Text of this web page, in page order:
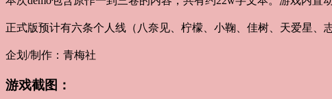
正式版预计有六条个人线（八奈见、柠檬、小鞠、佳树、天爱星、
企划/制作：青梅社
游戏截图：